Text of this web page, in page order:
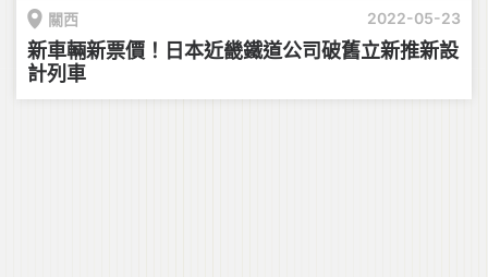
關西 2022-05-23
新車輛新票價！日本近畿鐵道公司破舊立新推新設
計列車